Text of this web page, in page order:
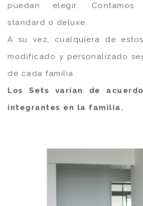
puedan elegir.
standard o deluxe.
A su vez, cualquiera de
modificado y personalizado
de cada familia.
Los Sets varían de
integrantes en la familia.